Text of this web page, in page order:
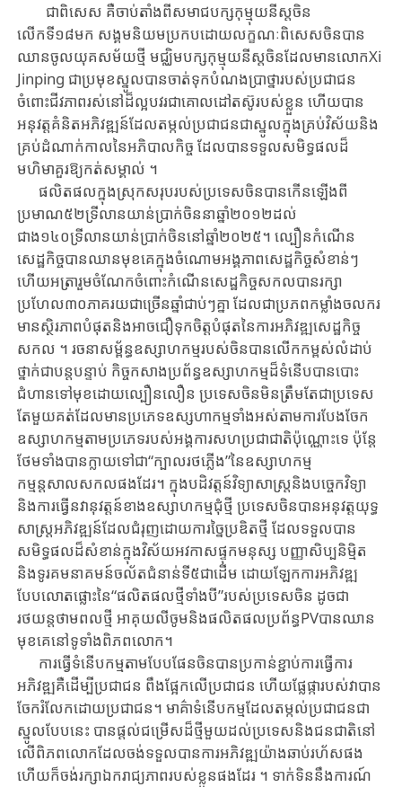
ជា​ពិសេស គឺចាប់​តាំង​ពីសមាជបក្សកុម្មុយនីស្តចិន​
លើកទី១៨មក​ សង្គមនិយម​ប្រកប​ដោយ​លក្ខណៈពិសេសចិនបា​ន​
ឈាន​ចូល​យុគសម័យថ្មី​ មជ្ឈិមបក្សកុម្មុយនីស្ត​ចិន​ដែល​មាន​លោកXi
Jinping ជាប្រមុខស្នូលបានចាត់​ទុក​បំណង​ប្រាថ្នា​របស់​ប្រជាជន​
ចំពោះ​ជីវ​ភាព​រស់នៅ​ដ៏ល្អបវរ​ជា​គោលដៅ​តស៊ូរបស់​ខ្លួន​​ ហើយ​បាន​
អនុវត្តគំនិត​អភិវឌ្ឍន៍​ដែល​តម្កល់​ប្រ​ជា​ជន​ជាស្នូលក្នុងគ្រប់វិស័យនិង​
គ្រប់​ដំណាក់កាល​​នៃ​អភិបាល​កិច្ច​​ ដែល​បាន​ទទួល​សមិទ្ធ​ផលដ៏
មហិមាគួរ​ឱ្យ​កត់សម្គាល់​ ។
ផលិតផលក្នុងស្រុកសរុបរបស់ប្រទេសចិនបានកើនឡើងពី
ប្រមាណ៥២​ទ្រីលាន​យាន់​ប្រាក់​ចិន​នា​ឆ្នាំ២០១២ដល់
ជាង១៤០ទ្រីលានយាន់ប្រាក់ចិន​នៅ​ឆ្នាំ២០២៥។ ល្បឿន​កំ​ណើន​
សេដ្ឋកិច្ច​បាន​ឈាន​មុខ​គេ​ក្នុង​ចំណោម​អង្គភាព​សេដ្ឋកិច្ច​សំខាន់ៗ​
ហើយ​អត្រា​រួម​ចំ​ណែក​ចំពោះ​កំណើន​សេដ្ឋកិច្ច​សកល​បាន​រក្សា
ប្រហែល​៣០ភាគរយ​ជា​ច្រើន​ឆ្នាំ​ជាប់ៗគ្នា ដែ​ល​ជា​ប្រភព​កម្លាំង​ចលករ​
មាន​ស្ថិរភាព​បំផុត​និងអាចជឿទុកចិត្តបំផុត​នៃ​ការ​អភិវឌ្ឍ​សេដ្ឋ​កិច្ច​
សកល​ ។ រចនាសម័្ពន្ធឧស្សាហកម្ម​របស់​ចិន​បាន​​លើក​កម្ពស់​លំដាប់​
ថ្នាក់​ជា​បន្ត​បន្ទាប់ កិច្ច​កសាង​ប្រព័ន្ធឧស្សាហកម្ម​ដ៏ទំនើប​បាន​បោះ​
ជំហាន​ទៅមុខ​ដោយ​ល្បឿន​លឿន​ ប្រ​ទេ​ស​ចិន​មិន​ត្រឹម​តែជា​ប្រទេស​
តែ​មួយ​គត់​ដែល​មាន​ប្រភេទឧស្សហាកម្ម​ទាំង​អស់​តាម​ការ​បែង​ចែក
ឧស្សាហកម្ម​តាមប្រភេទរបស់​អង្គការសហប្រជាជាតិ​ប៉ុណ្ណោះទេ ប៉ុន្តែ​
ថែម​ទាំង​បា​ន​ក្លាយ​ទៅជា​“ក្បាល​រថភ្លើង​”នៃ​ឧស្សាហកម្ម​
កម្មន្តសាលសកល​ផងដែរ​។ ក្នុ​ង​បដិវត្ត​ន៍​វិទ្យា​សា​ស្ត្រនិងបច្ចេកវិទ្យា
និងការធ្វើនវានុវត្តន៍ខាងឧស្សាហកម្មជុំ​ថ្មី ប្រទេស​ចិន​បាន​អនុវត្ត​យុទ្ធ​
សា​ស្ត្រ​អភិវឌ្ឍន៍ដែលជំរុញដោយការច្នៃប្រឌិតថី្ម ដែល​ទទួល​បាន​
សមិទ្ធផល​ដ៏​សំខាន់​ក្នុង​វិស័​យ​អវកាស​ផ្ទុក​មនុស្ស​ បញ្ញាសិប្បនិម្មិត
និង​ទូរគមនាគមន៍ចល័តជំនាន់ទី៥ជា​ដើម​ ដោ​យ​ឡែក​ការ​អភិវឌ្ឍ
បែបលោតផ្លោះនៃ“ផលិតផលថ្មីទាំងបី”របស់ប្រទេសចិន ដូចជា​
រថយន្ត​ថា​ម​ពល​ថ្មី​ អាគុយលីចូមនិងផលិតផលប្រព័ន្ធPVបាន​ឈាន​
មុខ​គេ​នៅទូទាំង​ពិភពលោក​។
ការ​ធ្វើ​ទំនើបកម្ម​តាម​បែប​ផែន​ចិន​បាន​ប្រកាន់ខ្ជាប់​ការធ្វើ​ការ​
អភិវឌ្ឍគឺដើម្បី​ប្រជាជន ពឹង​ផ្អែកលើប្រជាជន ហើយផ្លែផ្ការបស់វាបាន
ចែករំលែកដោយ​​ប្រជាជន។ មាគ៌ា​ទំនើបកម្ម​ដែ​ល​តម្កល់ប្រជាជនជា
ស្នូលបែប​នេះ បាន​ផ្តល់​ជម្រើស​ដ៏ថ្មីមួយ​ដល់​ប្រទេស​និង​ជនជាតិ​នៅ​
លើ​ពិភពលោក​ដែល​ចង់​ទទួល​បាន​ការ​អភិវឌ្ឍយ៉ាង​ឆាប់រហ័ស​ផង​
ហើយ​ក៏​ចង់​រក្សា​ឯក​រា​ជ្យ​ភាព​របស់​ខ្លួនផងដែរ​ ។ ទាក់ទិន​នឹង​ការណ៍​